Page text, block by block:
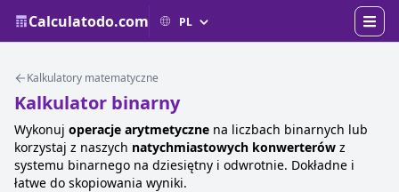
Calculatodo.com
Kalkulatory matematyczne
Kalkulator binarny
Wykonuj operacje arytmetyczne na liczbach binarnych lub
korzystaj z naszych natychmiastowych konwerterów z
systemu binarnego na dziesiętny i odwrotnie. Dokładne i
łatwe do skopiowania wyniki.